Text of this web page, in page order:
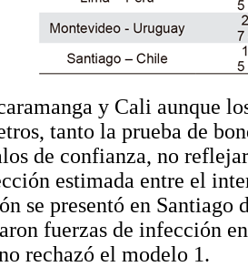
y Cali aunque
tanto la prueba de
de confianza, no
estimada entre el
se presentó en
fuerzas de infección
rechazó el modelo 1.